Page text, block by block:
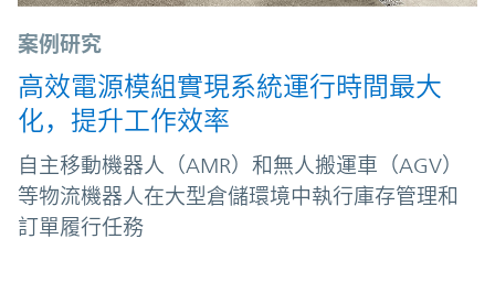
案例研究
高效電源模組實現系統運行時間最大
化，提升工作效率
自主移動機器人（AMR）和無人搬運車（AGV）
等物流機器人在大型倉儲環境中執行庫存管理和
訂單履行任務